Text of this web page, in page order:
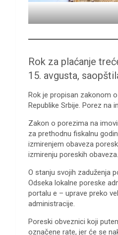
Rok za plaćanje
15. avgusta,
Rok je propisan zakonom
Republike Srbije. Porez na
Zakon o porezima na
za prethodnu fiskalnu
izmirenjem obaveza
izmirenju poreskih obaveza.
O stanju svojih zaduženja
Odseka lokalne poreske
portalu e – uprave preko
administracije.
Poreski obveznici koji
označene rate, jer će se